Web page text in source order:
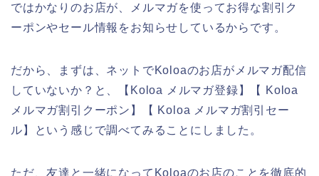
ではかなりのお店が、メルマガを使ってお得な割引ク
ーポンやセール情報をお知らせしているからです。
だから、まずは、ネットでKoloaのお店がメルマガ配信
していないか？と、【Koloa メルマガ登録】【 Koloa
メルマガ割引クーポン】【 Koloa メルマガ割引セー
ル】という感じで調べてみることにしました。
ただ、友達と一緒になってKoloaのお店のことを徹底的